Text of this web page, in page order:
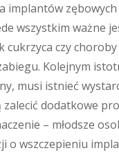
implantów
wszystkim ważne
cukrzyca czy
Kolejnym
musi istnieć
dodatkowe
– młodsze
o wszczepieniu